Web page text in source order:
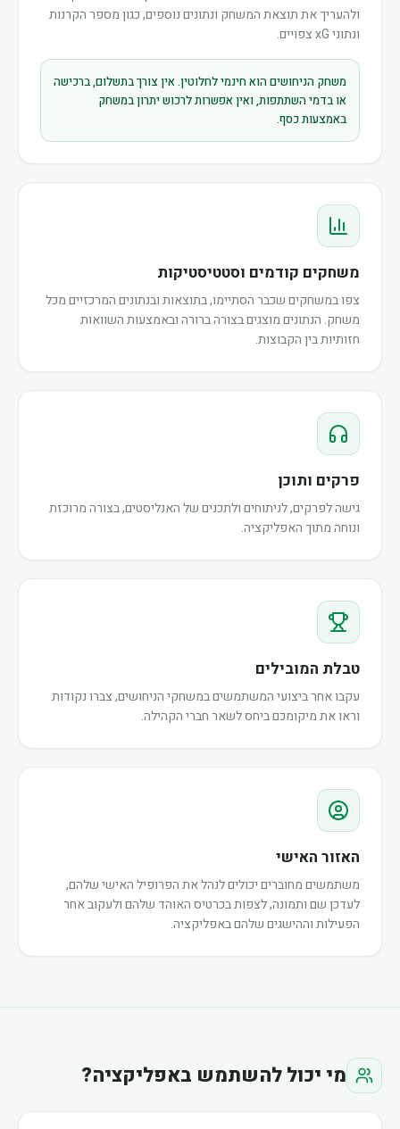
ולהעריך את תוצאת המשחק ונתונים נוספים, כגון מספר הקרנות
ונתוני xG צפויים.
משחק הניחושים הוא חינמי לחלוטין. אין צורך בתשלום, ברכישה
או בדמי השתתפות, ואין אפשרות לרכוש יתרון במשחק
באמצעות כסף.
משחקים קודמים וסטטיסטיקות
צפו במשחקים שכבר הסתיימו, בתוצאות ובנתונים המרכזיים מכל
משחק. הנתונים מוצגים בצורה ברורה ובאמצעות השוואות
חזותיות בין הקבוצות.
פרקים ותוכן
גישה לפרקים, לניתוחים ולתכנים של האנליסטים, בצורה מרוכזת
ונוחה מתוך האפליקציה.
טבלת המובילים
עקבו אחר ביצועי המשתמשים במשחקי הניחושים, צברו נקודות
וראו את מיקומכם ביחס לשאר חברי הקהילה.
האזור האישי
משתמשים מחוברים יכולים לנהל את הפרופיל האישי שלהם,
לעדכן שם ותמונה, לצפות בכרטיס האוהד שלהם ולעקוב אחר
הפעילות וההישגים שלהם באפליקציה.
מי יכול להשתמש באפליקציה?